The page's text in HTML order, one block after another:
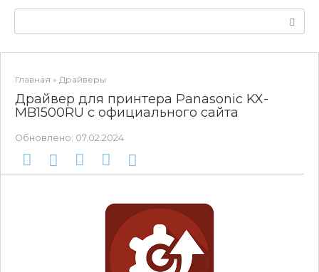
Главная » Драйверы
Драйвер для принтера Panasonic KX-
MB1500RU с официального сайта
Обновлено: 07.02.2024